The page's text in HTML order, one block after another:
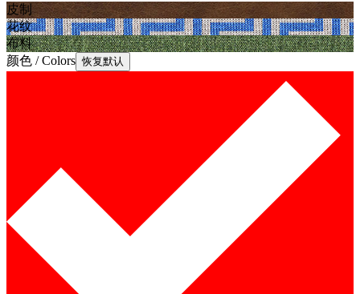
皮制
花纹
布料
颜色 / Colors 恢复默认